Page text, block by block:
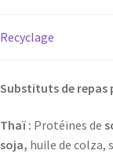
Recyclage
Substituts de repas
Thaï : Protéines de
soja, huile de colza,